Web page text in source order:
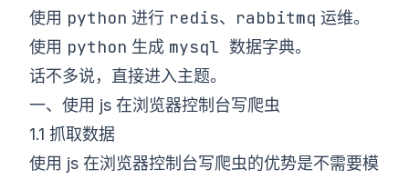
使用 python 进行 redis、 rabbitmq 运维。
使用 python 生成 mysql 数据字典。
话不多说，直接进入主题。
一、使用 js 在浏览器控制台写爬虫
1.1 抓取数据
使用 js 在浏览器控制台写爬虫的优势是不需要模